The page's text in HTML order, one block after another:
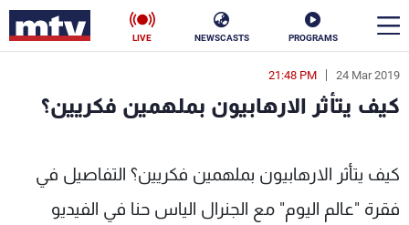
PROGRAMS
NEWSCASTS
LIVE
24 Mar 2019
21:48 PM
كيف يتأثر الارهابيون بملهمين فكريين؟
كيف يتأثر الارهابيون بملهمين فكريين؟ التفاصيل في
فقرة "عالم اليوم" مع الجنرال الياس حنا في الفيديو
en
الأخبار
سياسة ناس
إقتصاد فن